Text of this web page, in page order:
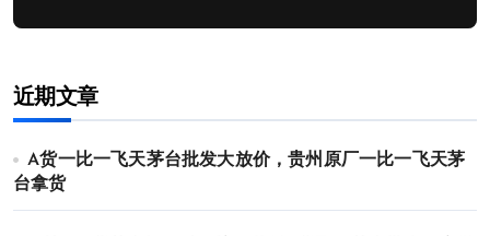
近期文章
A货一比一飞天茅台批发大放价，贵州原厂一比一飞天茅
台拿货